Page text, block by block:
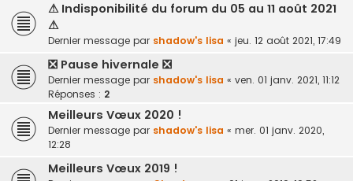
⚠ Indisponibilité du forum du 05 au 11 août 2021
⚠
Dernier message par shadow's lisa « jeu. 12 août 2021, 17:49
❎ Pause hivernale ❎
Dernier message par shadow's lisa « ven. 01 janv. 2021, 11:12
Réponses : 2
Meilleurs Vœux 2020 !
Dernier message par shadow's lisa « mer. 01 janv. 2020,
12:28
Meilleurs Vœux 2019 !